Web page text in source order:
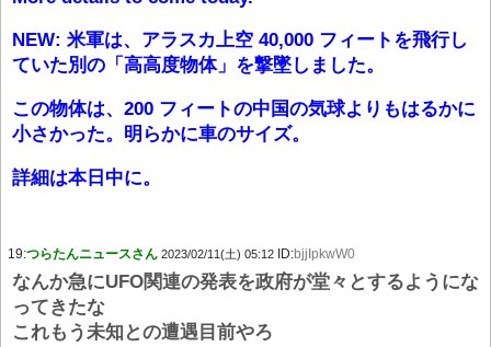
NEW: 米軍は、アラスカ上空 40,000 フィートを飛行し
ていた別の「高高度物体」を撃墜しました。
この物体は、200 フィートの中国の気球よりもはるかに
小さかった。明らかに車のサイズ。
詳細は本日中に。
19:つらたんニュースさん 2023/02/11(土) 05:12 ID:bjjIpkwW0
なんか急にUFO関連の発表を政府が堂々とするようにな
ってきたな
これもう未知との遭遇目前やろ